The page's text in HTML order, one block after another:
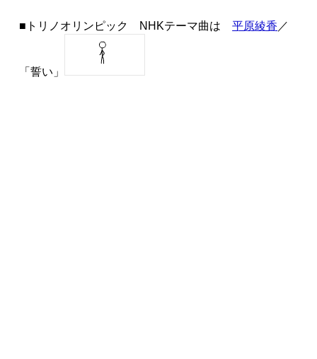
■トリノオリンピック NHKテーマ曲は平原綾香 ／
「誓い」